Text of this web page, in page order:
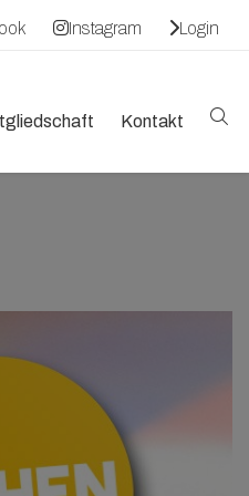
Instagram Login
Kontakt